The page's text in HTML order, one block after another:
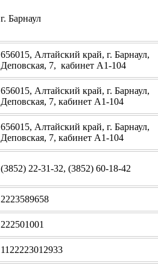
г. Барнаул
656015, Алтайский край, г. Барнаул,
Деповская, 7, кабинет А1-104
656015, Алтайский край, г. Барнаул,
Деповская, 7, кабинет А1-104
656015, Алтайский край, г. Барнаул,
Деповская, 7, кабинет А1-104
(3852) 22-31-32, (3852) 60-18-42
2223589658
222501001
1122223012933